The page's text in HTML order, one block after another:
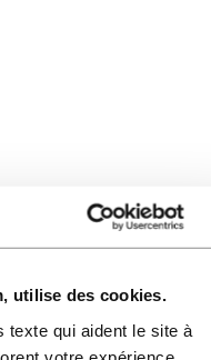
utilise des cookies.
texte qui aident le site à
avec
la conception et la
gamme à destination des